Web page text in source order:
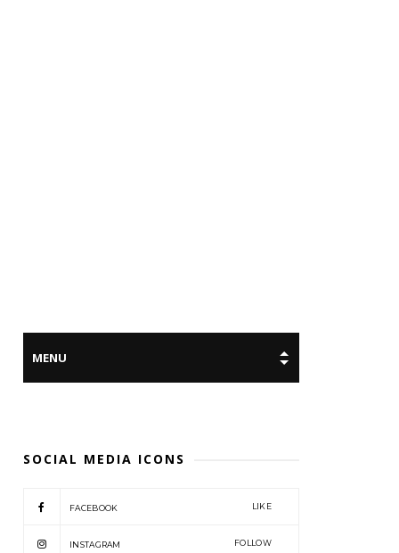
SOCIAL MEDIA ICONS
FACEBOOK LIKE
INSTAGRAM FOLLOW